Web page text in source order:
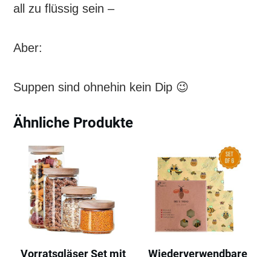
all zu flüssig sein –
Aber:
Suppen sind ohnehin kein Dip 😉
Ähnliche Produkte
Vorratsgläser Set mit
Wiederverwendbare